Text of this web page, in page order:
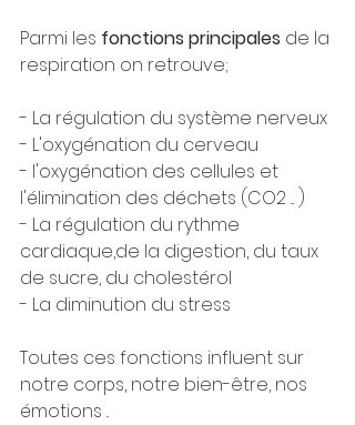
Parmi les fonctions principales de la
respiration on retrouve;
- La régulation du système nerveux
- L'oxygénation du cerveau
- l'oxygénation des cellules et
l'élimination des déchets (CO2 ... )
- La régulation du rythme
cardiaque,de la digestion, du taux
de sucre, du cholestérol
- La diminution du stress
Toutes ces fonctions influent sur
notre corps, notre bien-être, nos
émotions ..